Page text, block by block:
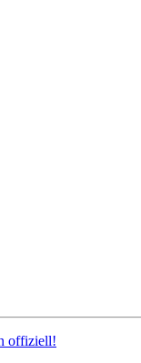
offiziell!